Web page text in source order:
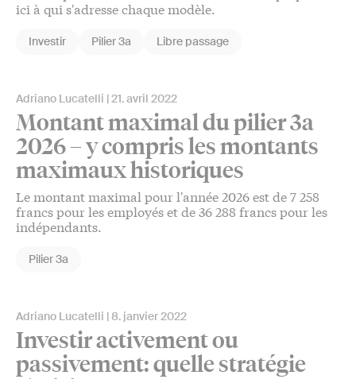
ici à qui s'adresse chaque modèle.
Investir Pilier 3a Libre passage
Adriano Lucatelli 21. avril 2022
Montant maximal du pilier 3a
2026 – y compris les montants
maximaux historiques
Le montant maximal pour l'année 2026 est de 7 258
francs pour les employés et de 36 288 francs pour les
indépendants.
Pilier 3a
Adriano Lucatelli 8. janvier 2022
Investir activement ou
passivement: quelle stratégie